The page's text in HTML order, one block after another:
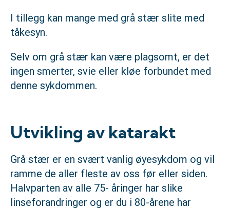
I tillegg kan mange med grå stær slite med
tåkesyn.
Selv om grå stær kan være plagsomt, er det
ingen smerter, svie eller kløe forbundet med
denne sykdommen.
Utvikling av katarakt
Grå stær er en svært vanlig øyesykdom og vil
ramme de aller fleste av oss før eller siden.
Halvparten av alle 75- åringer har slike
linseforandringer og er du i 80-årene har